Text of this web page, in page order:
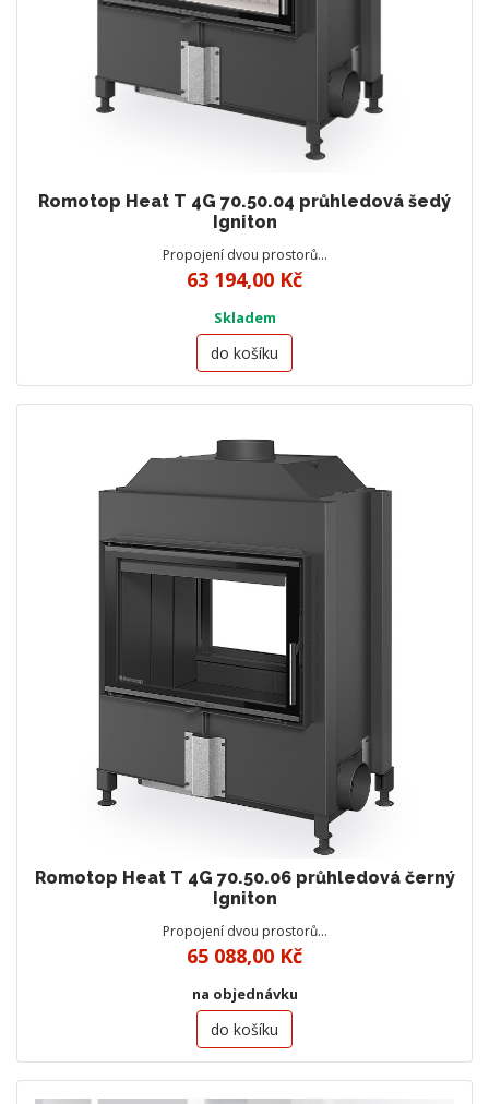
Romotop Heat T 4G 70.50.04 průhledová šedý
Igniton
Propojení dvou prostorů…
63 194,00 Kč
Skladem
do košíku
Romotop Heat T 4G 70.50.06 průhledová černý
Igniton
Propojení dvou prostorů…
65 088,00 Kč
na objednávku
do košíku